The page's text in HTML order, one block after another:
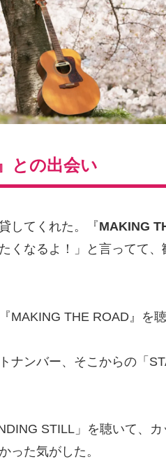
との出会い
してくれた。『MAKING
くなるよ！」と言ってて
MAKING THE ROAD』を聴
ナンバー、そこからの「
STILL」を聴いて、カ
った気がした。